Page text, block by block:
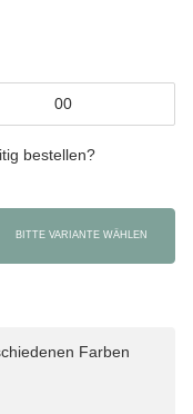
00
bestellen?
BITTE VARIANTE WÄHLEN
Farben